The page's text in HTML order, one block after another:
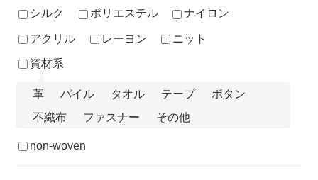
シルク
ポリエステル
ナイロン
アクリル
レーヨン
ニット
資材系
革 パイル タオル テープ
ボタン
不織布
ファスナー その他
non-woven